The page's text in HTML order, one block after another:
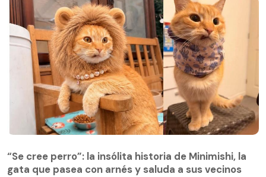
“Se cree perro”: la insólita historia de Minimishi, la
gata que pasea con arnés y saluda a sus vecinos